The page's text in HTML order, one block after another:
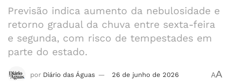
Previsão indica aumento da nebulosidade e
retorno gradual da chuva entre sexta-feira
e segunda, com risco de tempestades em
parte do estado.
por Diário das Águas 26 de junho de 2026 AA